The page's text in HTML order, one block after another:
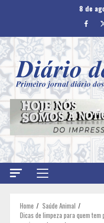
8 de
Primary
Home
Saúde Animal
Dicas de limpeza para quem